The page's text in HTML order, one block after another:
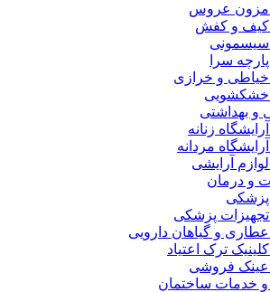
مزون عروس
کیف و کفش
سیسمونی
سرا
خیاطی و خرازی
خشکشویی
و بهداشتی
زنانه
آرایشگاه مردانه
لوازم آرایشی
و درمان
پزشکی
تجهیزات پزشکی
عطاری و گیاهان دارویی
کلینیک ترک اعتیاد
عینک فروشی
و خدمات ساختمان